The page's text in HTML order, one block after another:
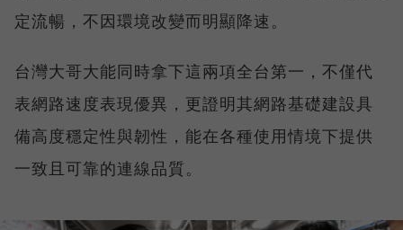
定流暢，不因環境改變而明顯降速。
台灣大哥大能同時拿下這兩項全台第一，不僅代
表網路速度表現優異，更證明其網路基礎建設具
備高度穩定性與韌性，能在各種使用情境下提供
一致且可靠的連線品質。